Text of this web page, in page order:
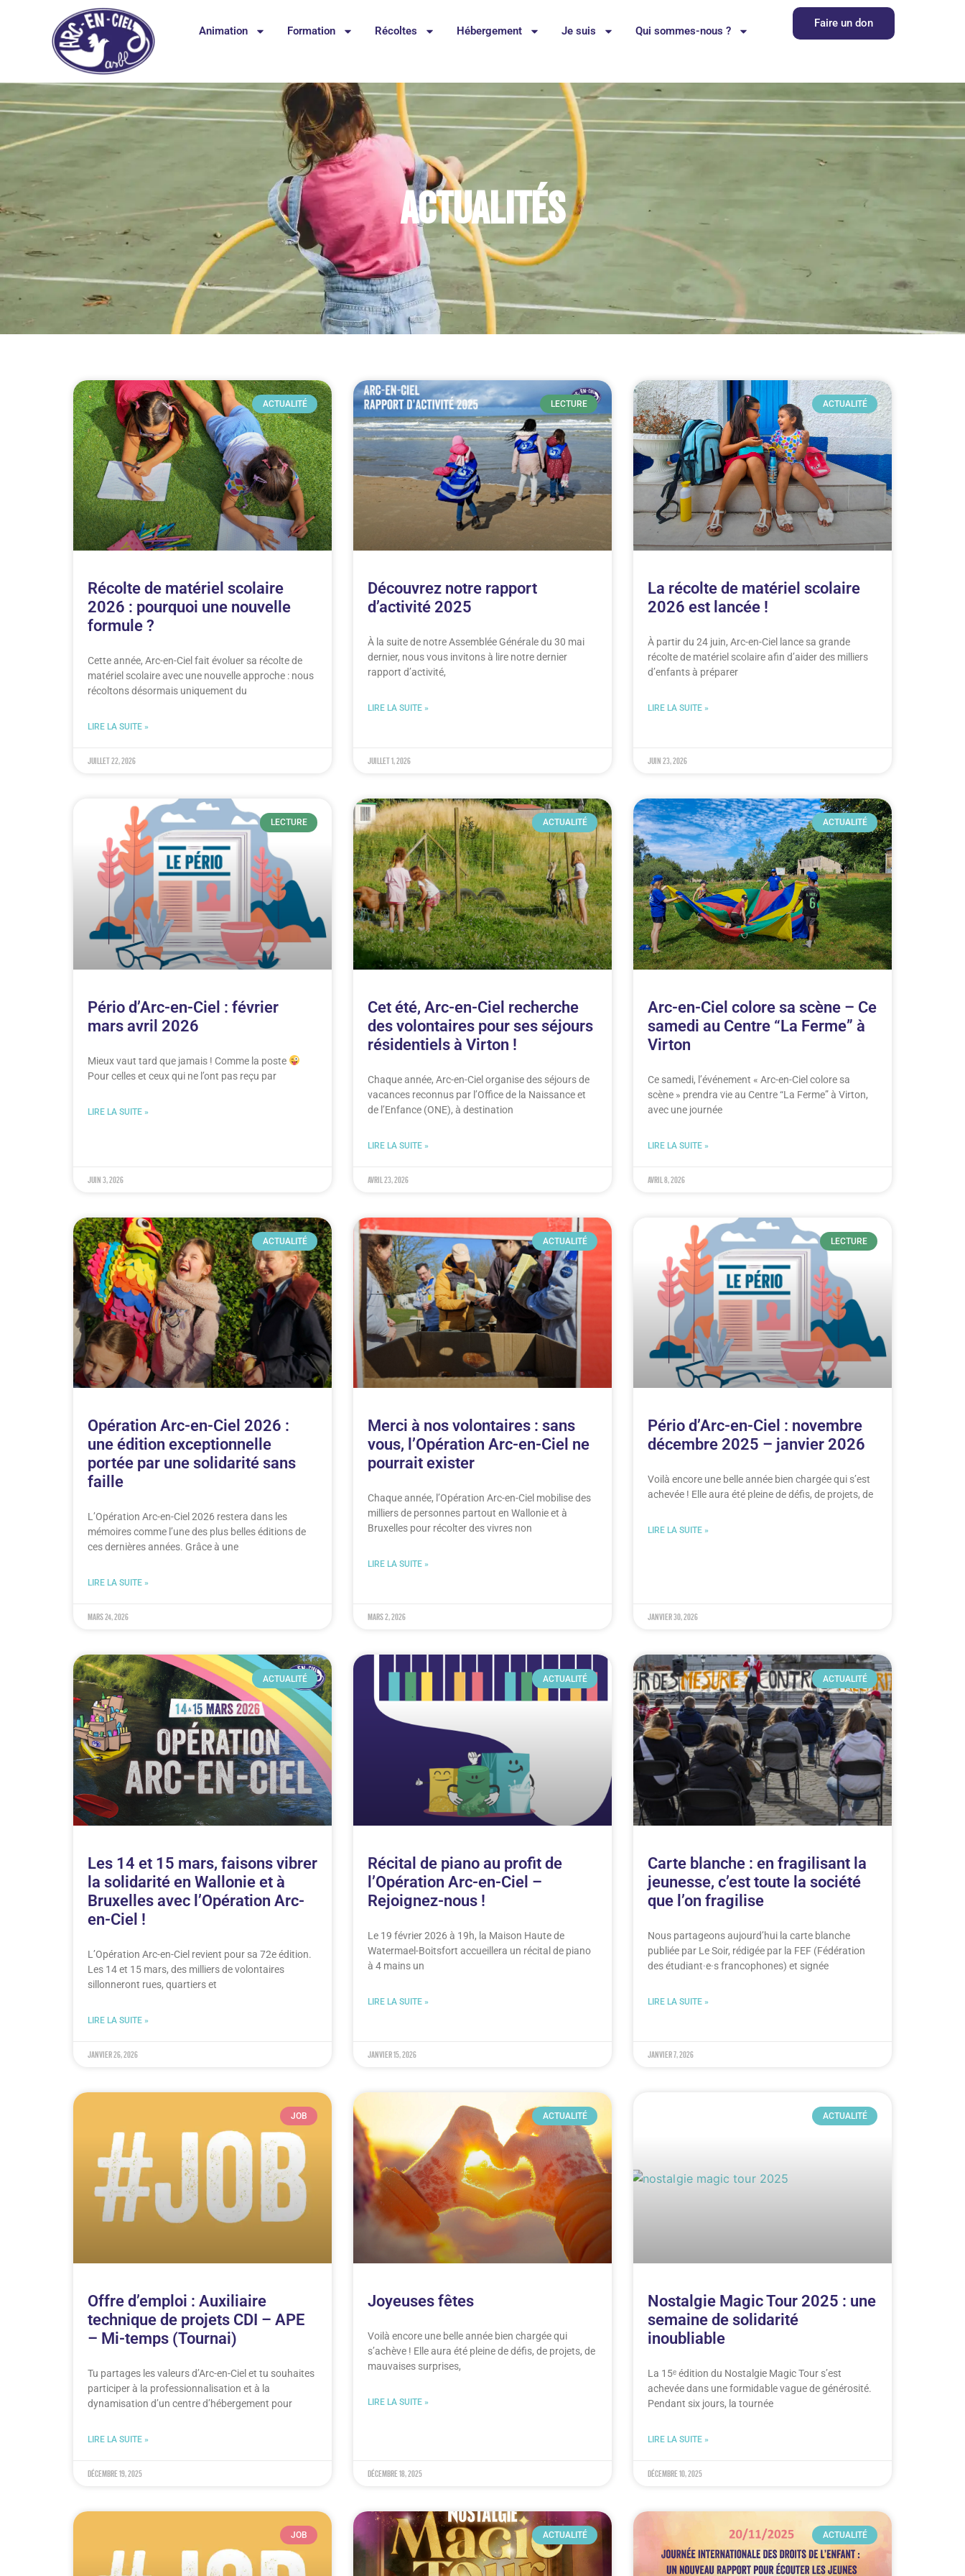
Animation Formation Récoltes Hébergement Je suis Qui sommes-nous ?
Faire un don
Actualités
ACTUALITÉ
Récolte de matériel scolaire
2026 : pourquoi une nouvelle
formule ?
Cette année, Arc-en-Ciel fait évoluer sa récolte de
matériel scolaire avec une nouvelle approche : nous
récoltons désormais uniquement du
LIRE LA SUITE »
juillet 22, 2026
LECTURE
Découvrez notre rapport
d’activité 2025
À la suite de notre Assemblée Générale du 30 mai
dernier, nous vous invitons à lire notre dernier
rapport d’activité,
LIRE LA SUITE »
juillet 1, 2026
ACTUALITÉ
La récolte de matériel scolaire
2026 est lancée !
À partir du 24 juin, Arc-en-Ciel lance sa grande
récolte de matériel scolaire afin d’aider des milliers
d’enfants à préparer
LIRE LA SUITE »
juin 23, 2026
LECTURE
Pério d’Arc-en-Ciel : février
mars avril 2026
Mieux vaut tard que jamais ! Comme la poste
Pour celles et ceux qui ne l’ont pas reçu par
LIRE LA SUITE »
juin 3, 2026
ACTUALITÉ
Cet été, Arc-en-Ciel recherche
des volontaires pour ses séjours
résidentiels à Virton !
Chaque année, Arc-en-Ciel organise des séjours de
vacances reconnus par l’Office de la Naissance et
de l’Enfance (ONE), à destination
LIRE LA SUITE »
avril 23, 2026
ACTUALITÉ
Arc-en-Ciel colore sa scène – Ce
samedi au Centre “La Ferme” à
Virton
Ce samedi, l’événement « Arc-en-Ciel colore sa
scène » prendra vie au Centre “La Ferme” à Virton,
avec une journée
LIRE LA SUITE »
avril 8, 2026
ACTUALITÉ
Opération Arc-en-Ciel 2026 :
une édition exceptionnelle
portée par une solidarité sans
faille
L’Opération Arc-en-Ciel 2026 restera dans les
mémoires comme l’une des plus belles éditions de
ces dernières années. Grâce à une
LIRE LA SUITE »
mars 24, 2026
ACTUALITÉ
Merci à nos volontaires : sans
vous, l’Opération Arc-en-Ciel ne
pourrait exister
Chaque année, l’Opération Arc-en-Ciel mobilise des
milliers de personnes partout en Wallonie et à
Bruxelles pour récolter des vivres non
LIRE LA SUITE »
mars 2, 2026
LECTURE
Pério d’Arc-en-Ciel : novembre
décembre 2025 – janvier 2026
Voilà encore une belle année bien chargée qui s’est
achevée ! Elle aura été pleine de défis, de projets, de
LIRE LA SUITE »
janvier 30, 2026
ACTUALITÉ
Les 14 et 15 mars, faisons vibrer
la solidarité en Wallonie et à
Bruxelles avec l’Opération Arc-
en-Ciel !
L’Opération Arc-en-Ciel revient pour sa 72e édition.
Les 14 et 15 mars, des milliers de volontaires
sillonneront rues, quartiers et
LIRE LA SUITE »
janvier 26, 2026
ACTUALITÉ
Récital de piano au profit de
l’Opération Arc-en-Ciel –
Rejoignez-nous !
Le 19 février 2026 à 19h, la Maison Haute de
Watermael-Boitsfort accueillera un récital de piano
à 4 mains un
LIRE LA SUITE »
janvier 15, 2026
ACTUALITÉ
Carte blanche : en fragilisant la
jeunesse, c’est toute la société
que l’on fragilise
Nous partageons aujourd’hui la carte blanche
publiée par Le Soir, rédigée par la FEF (Fédération
des étudiant·e·s francophones) et signée
LIRE LA SUITE »
janvier 7, 2026
JOB
Offre d’emploi : Auxiliaire
technique de projets CDI – APE
– Mi-temps (Tournai)
Tu partages les valeurs d’Arc-en-Ciel et tu souhaites
participer à la professionnalisation et à la
dynamisation d’un centre d’hébergement pour
LIRE LA SUITE »
décembre 19, 2025
ACTUALITÉ
Joyeuses fêtes
Voilà encore une belle année bien chargée qui
s’achève ! Elle aura été pleine de défis, de projets, de
mauvaises surprises,
LIRE LA SUITE »
décembre 18, 2025
ACTUALITÉ
Nostalgie Magic Tour 2025 : une
semaine de solidarité
inoubliable
La 15ᵉ édition du Nostalgie Magic Tour s’est
achevée dans une formidable vague de générosité.
Pendant six jours, la tournée
LIRE LA SUITE »
décembre 10, 2025
JOB ACTUALITÉ ACTUALITÉ